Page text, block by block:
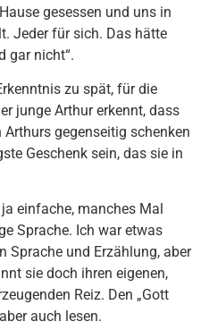
gesessen und uns in
Jeder für sich. Das hätte
gar nicht“.
zu spät, für die
junge Arthur erkennt, dass
gegenseitig schenken
Geschenk sein, das sie in
einfache, manches Mal
Sprache. Ich war etwas
Sprache und Erzählung, aber
sie doch ihren eigenen,
Reiz. Den „Gott
auch lesen.